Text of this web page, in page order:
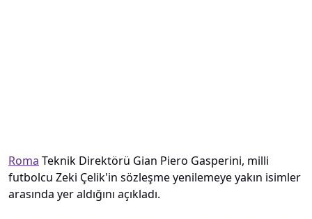
Roma Teknik Direktörü Gian Piero Gasperini, milli
futbolcu Zeki Çelik'in sözleşme yenilemeye yakın isimler
arasında yer aldığını açıkladı.